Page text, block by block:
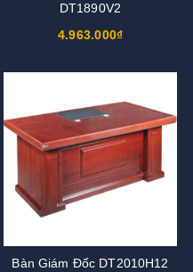
DT1890V2
4.963.000₫
Bàn Giám Đốc DT2010H12